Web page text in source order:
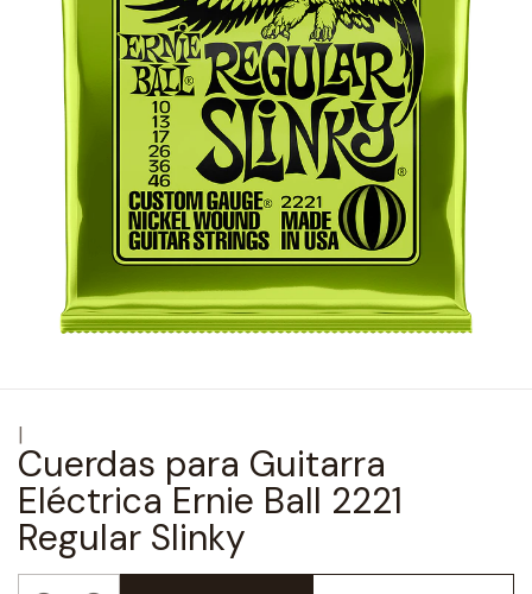
|
Cuerdas para Guitarra
Eléctrica Ernie Ball 2221
Regular Slinky